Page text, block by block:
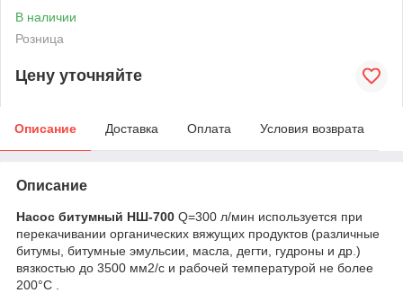
В наличии
Розница
Цену уточняйте
Описание Доставка Оплата Условия возврата
Описание
Насос битумный НШ-700 Q=300 л/мин используется при
перекачивании органических вяжущих продуктов (различные
битумы, битумные эмульсии, масла, дегти, гудроны и др.)
вязкостью до 3500 мм2/с и рабочей температурой не более
200°C .